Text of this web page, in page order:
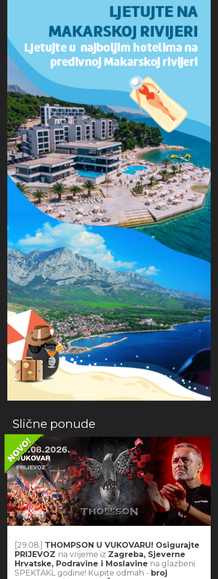
Slične ponude
[29.08.] THOMPSON U VUKOVARU! Osigurajte
PRIJEVOZ na vrijeme iz Zagreba, Sjeverne
Hrvatske, Podravine i Moslavine na glazbeni
SPEKTAKL godine! Kupite odmah - broj